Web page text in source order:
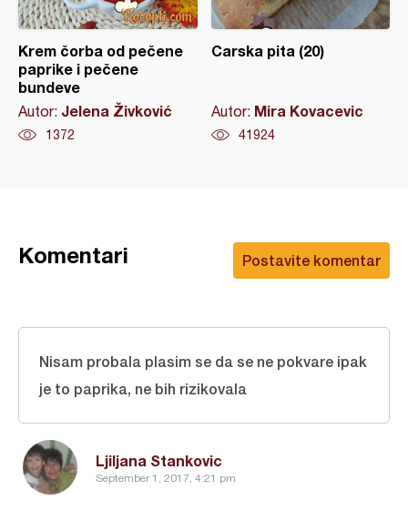
Krem čorba od pečene
paprike i pečene
bundeve
Autor: Jelena Živković
1372
Carska pita (20)
Autor: Mira Kovacevic
41924
Postavite komentar
Komentari
Ljiljana Stankovic
September 1, 2017, 4:21 pm
Nisam probala plasim se da se ne pokvare ipak
je to paprika, ne bih rizikovala